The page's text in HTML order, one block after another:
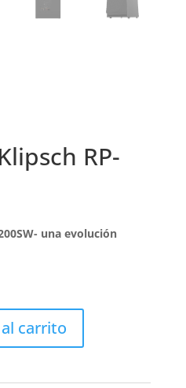
RP-
una evolución
carrito